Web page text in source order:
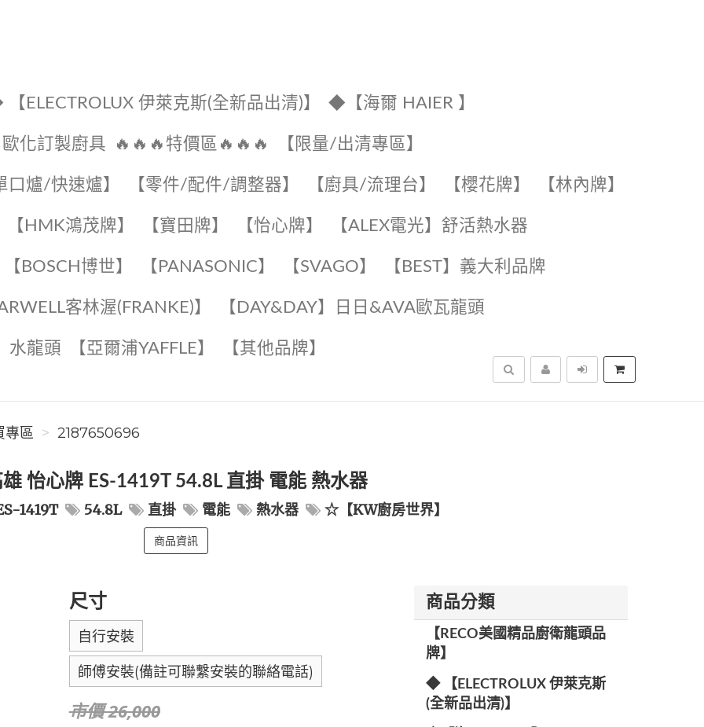
ELECTROLUX 伊萊克斯(全新品出清)】 ◆【海爾 HAIER 】
化訂製廚具 🔥🔥🔥特價區🔥🔥🔥 【限量/出清專區】
口爐/快速爐】 【零件/配件/調整器】 【廚具/流理台】 【櫻花牌】 【林內牌】
【HMK鴻茂牌】 【寶田牌】 ️【怡心牌】️ ️️【ALEX電光】舒活熱水器️️
【BOSCH博世】 ️【PANASONIC】️ ️【SVAGO】️ ️【BEST】️義大利品牌
客林渥(FRANKE)】️ ️【DAY&DAY】️日日&AVA歐瓦龍頭
水龍頭️ 【亞爾浦YAFFLE】 ️【其他品牌】️
搜尋
專區 2187650696
怡心牌 ES-1419T 54.8L 直掛 電能 熱水器
1419T 54.8L 直掛 電能 熱水器 ☆【KW廚房世界】
商品資訊
尺寸
自行安裝
師傅安裝(備註可聯繫安裝的聯絡電話)
市價 26,000
商品分類
【RECO美國精品廚衛龍頭品
牌】
◆ 【ELECTROLUX 伊萊克斯
(全新品出清)】